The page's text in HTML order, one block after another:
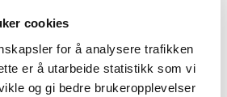
cookies
for å analysere trafikken
er å utarbeide statistikk som vi
og gi bedre brukeropplevelser